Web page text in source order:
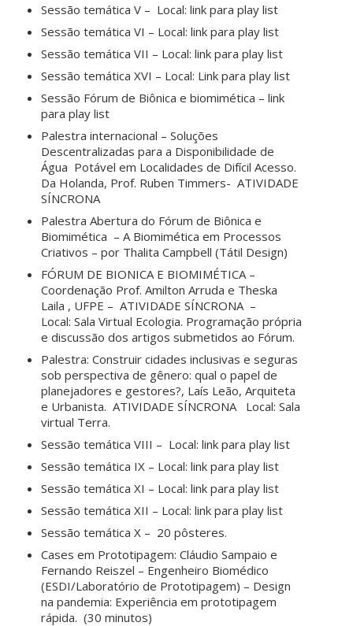
Sessão temática V – Local: link para play list
Sessão temática VI – Local: link para play list
Sessão temática VII – Local: link para play list
Sessão temática XVI – Local: Link para play list
Sessão Fórum de Biônica e biomimética – link
para play list
Palestra internacional – Soluções
Descentralizadas para a Disponibilidade de
Água Potável em Localidades de Difícil Acesso.
Da Holanda, Prof. Ruben Timmers- ATIVIDADE
SÍNCRONA
Palestra Abertura do Fórum de Biônica e
Biomimética – A Biomimética em Processos
Criativos – por Thalita Campbell (Tátil Design)
FÓRUM DE BIONICA E BIOMIMÉTICA –
Coordenação Prof. Amilton Arruda e Theska
Laila , UFPE – ATIVIDADE SÍNCRONA –
Local: Sala Virtual Ecologia. Programação própria
e discussão dos artigos submetidos ao Fórum.
Palestra: Construir cidades inclusivas e seguras
sob perspectiva de gênero: qual o papel de
planejadores e gestores?, Laís Leão, Arquiteta
e Urbanista. ATIVIDADE SÍNCRONA Local: Sala
virtual Terra.
Sessão temática VIII – Local: link para play list
Sessão temática IX – Local: link para play list
Sessão temática XI – Local: link para play list
Sessão temática XII – Local: link para play list
Sessão temática X – 20 pôsteres.
Cases em Prototipagem: Cláudio Sampaio e
Fernando Reiszel – Engenheiro Biomédico
(ESDI/Laboratório de Prototipagem) – Design
na pandemia: Experiência em prototipagem
rápida. (30 minutos)